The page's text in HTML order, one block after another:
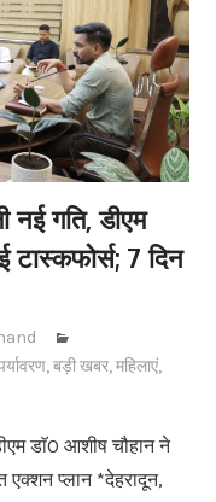
नई गति, डीएम
टास्कफोर्स; 7 दिन
,बड़ी खबर,महिलाएं,
डाॅ0 आशीष चौहान ने
एक्शन प्लान *देहरादून,